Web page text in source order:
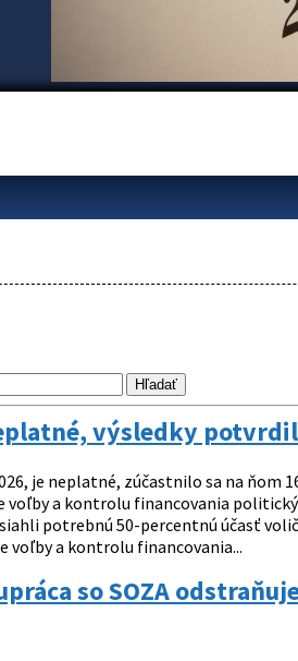
výsledky
je neplatné, zúčastnilo sa na ňom
voľby a kontrolu financovania
potrebnú 50-percentnú účasť
voľby a kontrolu financovania...
so SOZA